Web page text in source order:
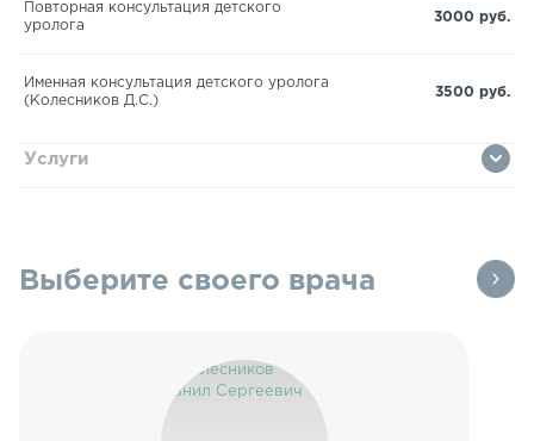
Повторная консультация детского
уролога
3000 руб.
Именная консультация детского уролога
(Колесников Д.С.)
3500 руб.
Услуги
Выберите своего врача